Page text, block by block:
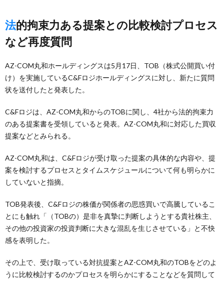
法的拘束力ある提案との比較検討プロセス
など再度質問
AZ-COM丸和ホールディングスは5月17日、TOB（株式公開買い付
け）を実施しているC&Fロジホールディングスに対し、新たに質問
状を送付したと発表した。
C&Fロジは、AZ-COM丸和からのTOBに関し、4社から法的拘束力
のある提案書を受領していると発表。AZ-COM丸和に対応した買収
提案などとみられる。
AZ-COM丸和は、C&Fロジが受け取った提案の具体的な内容や、提
案を検討するプロセスとタイムスケジュールについて何も明らかに
していないと指摘。
TOB発表後、C&Fロジの株価が関係者の思惑買いで高騰しているこ
とにも触れ「（TOBの）是非を真摯に判断しようとする貴社株主、
その他の投資家の投資判断に大きな混乱を生じさせている」と不快
感を表明した。
その上で、受け取っている対抗提案とAZ-COM丸和のTOBをどのよ
うに比較検討するのかプロセスを明らかにすることなどを質問して